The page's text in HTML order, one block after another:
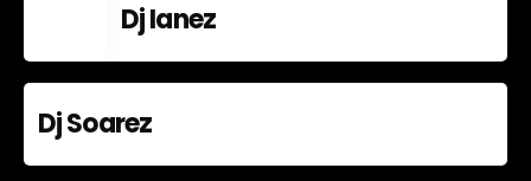
Dj Ianez
Dj Soarez